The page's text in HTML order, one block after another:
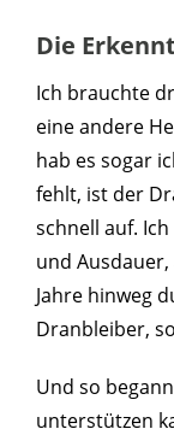
Die
Ich brauchte
eine andere
hab es sogar
fehlt, ist der
schnell auf.
und
Jahre hinweg
Dranbleiber,
Und so
unterstützen